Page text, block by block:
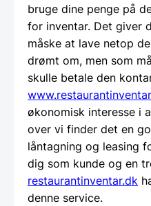
bruge dine penge på
for inventar. Det giver
måske at lave netop
drømt om, men som
skulle betale den
økonomisk interesse i
over vi finder det en
låntagning og leasing
dig som kunde og en
restaurantinventar.dk
denne service.